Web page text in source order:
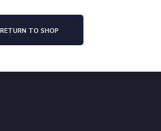
RETURN TO SHOP